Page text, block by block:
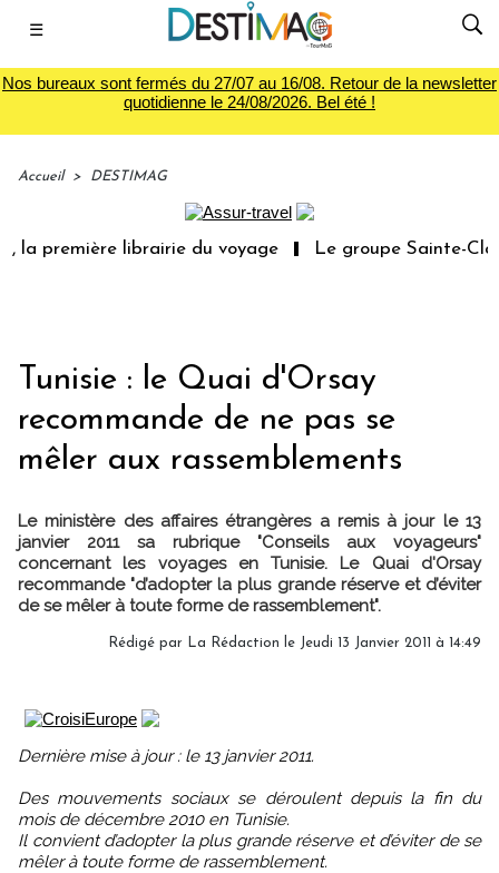
☰
Nos bureaux sont fermés du 27/07 au 16/08. Retour de la newsletter
quotidienne le 24/08/2026. Bel été !
Accueil > DESTIMAG
première librairie du voyage Le groupe Sainte-
Tunisie : le Quai d'Orsay
recommande de ne pas se
mêler aux rassemblements
Le ministère des affaires étrangères a remis à jour le 13
janvier 2011 sa rubrique "Conseils aux voyageurs"
concernant les voyages en Tunisie. Le Quai d'Orsay
recommande "d’adopter la plus grande réserve et d’éviter
de se mêler à toute forme de rassemblement".
Rédigé par La Rédaction le Jeudi 13 Janvier 2011 à 14:49
Dernière mise à jour : le 13 janvier 2011.
Des mouvements sociaux se déroulent depuis la fin du
mois de décembre 2010 en Tunisie.
Il convient d’adopter la plus grande réserve et d’éviter de se
mêler à toute forme de rassemblement.